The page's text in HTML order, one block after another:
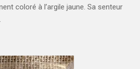
coloré à l’argile jaune. Sa senteur